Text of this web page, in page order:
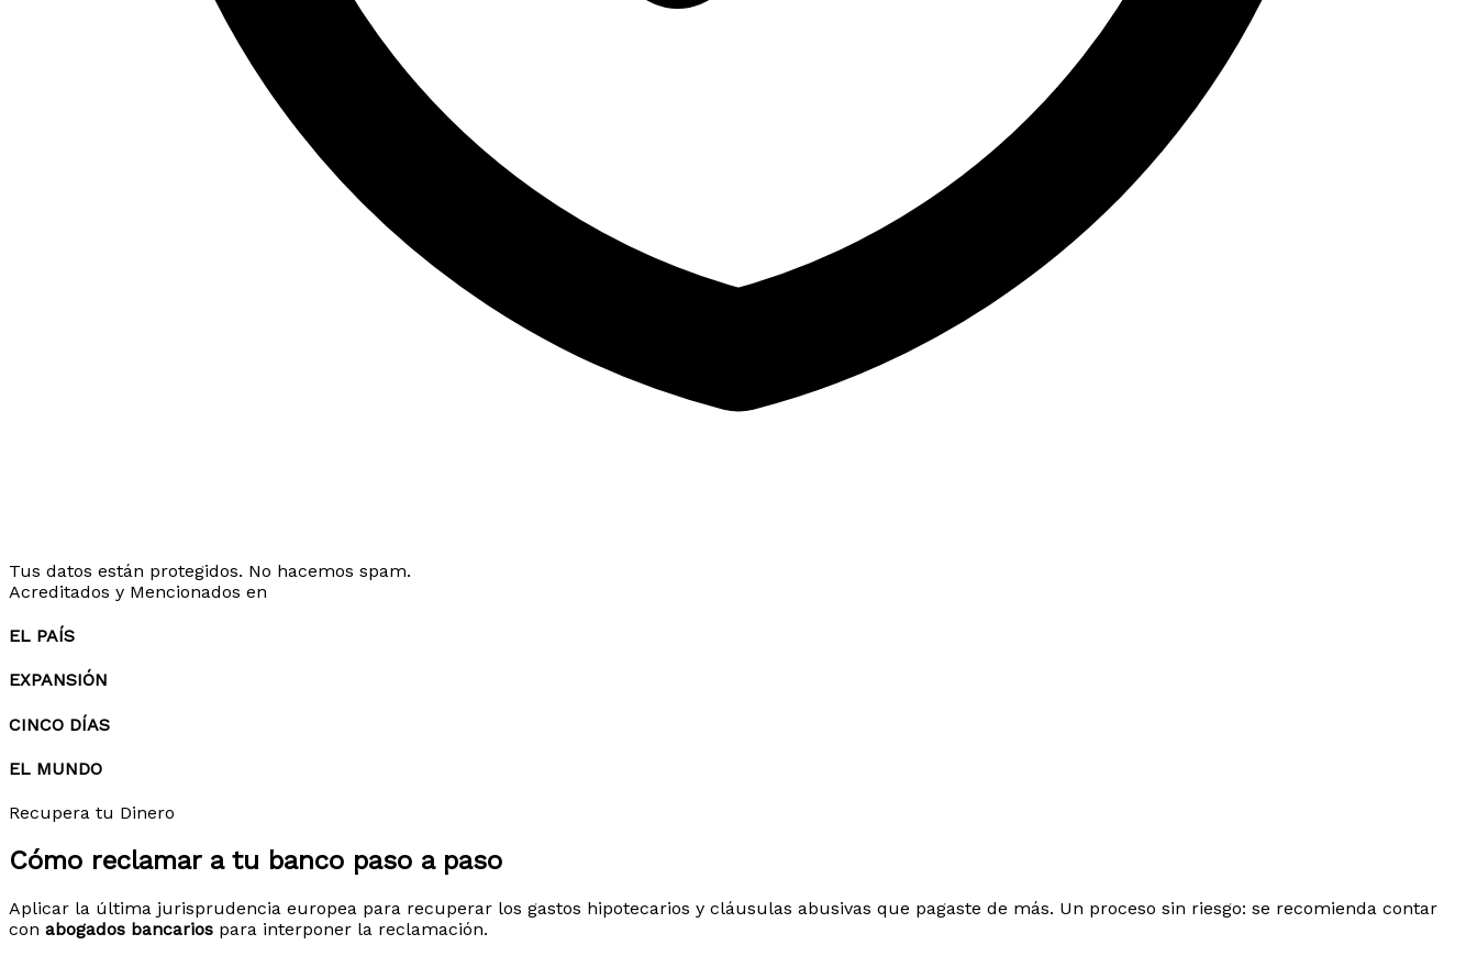
Tus datos están protegidos. No hacemos spam.
Acreditados y Mencionados en
EL PAÍS
EXPANSIÓN
CINCO DÍAS
EL MUNDO
Recupera tu Dinero
Cómo reclamar a tu banco paso a paso
Aplicar la última jurisprudencia europea para recuperar los gastos hipotecarios y cláusulas abusivas que pagaste de más. Un proceso sin riesgo: se recomienda contar
con abogados bancarios para interponer la reclamación.